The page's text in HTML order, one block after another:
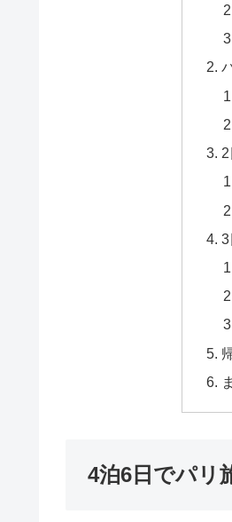
3
4泊6日でパリ